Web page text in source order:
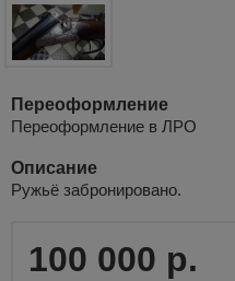
Переоформление
Переоформление в ЛРО
Описание
Ружьё забронировано.
100 000 р.